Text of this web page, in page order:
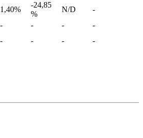
1,40%
-24,85
%
N/D
-
- - -
-
- - - -